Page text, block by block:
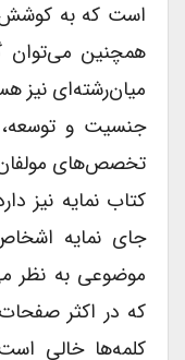
است که به کوشش
همچنین می‌توان
میان‌رشته‌ای نیز
جنسیت و توسعه،
تخصص‌های مولفان
کتاب نمایه نیز
جای نمایه
موضوعی به نظر
که در اکثر
کلمه‌ها خالی است